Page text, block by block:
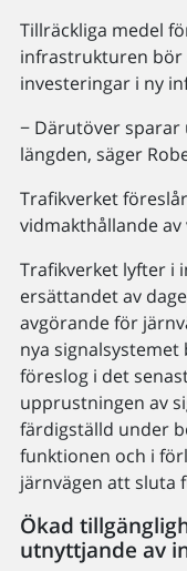
Tillräckliga medel
infrastrukturen
investeringar i ny
− Därutöver sparar
längden, säger
Trafikverket
vidmakthållande av
Trafikverket lyfter i
ersättandet av
avgörande för
nya
föreslog i det
upprustningen av
färdigställd under
funktionen och i
järnvägen att sluta
Ökad
utnyttjande av